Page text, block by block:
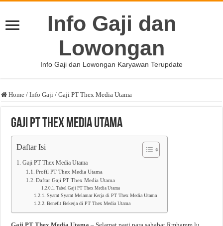
Info Gaji dan
Lowongan
Info Gaji dan Lowongan Karyawan Terupdate
Home / Info Gaji / Gaji PT Thex Media Utama
Gaji PT Thex Media Utama
Daftar Isi
Gaji PT Thex Media Utama
Profil PT Thex Media Utama
Daftar Gaji PT Thex Media Utama
Tabel Gaji PT Thex Media Utama
Syarat Syarat Melamar Kerja di PT Thex Media Utama
Benefit Bekerja di PT Thex Media Utama